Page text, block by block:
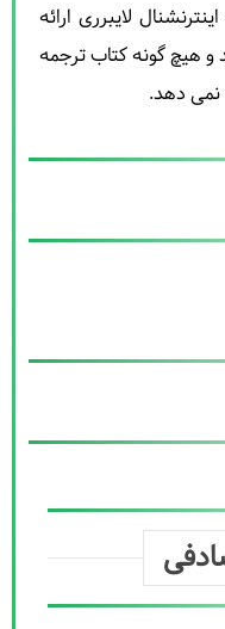
لایبرری ارائه
هیچ گونه کتاب ترجمه
نمی دهد.